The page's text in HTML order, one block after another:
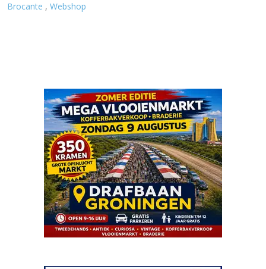
Brocante , Webshop